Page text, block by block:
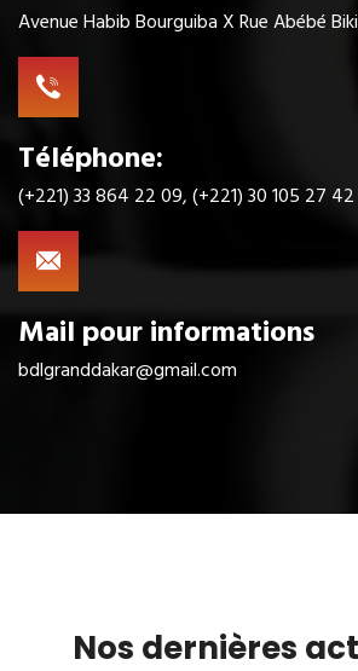
Avenue Habib Bourguiba X Rue Abébé
Téléphone:
(+221) 33 864 22 09, (+221) 30 105 27 42
Mail pour informations
bdlgranddakar@gmail.com
Nos dernières